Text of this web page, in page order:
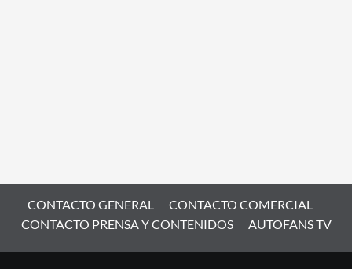
CONTACTO GENERAL
CONTACTO COMERCIAL
CONTACTO PRENSA Y CONTENIDOS
AUTOFANS TV